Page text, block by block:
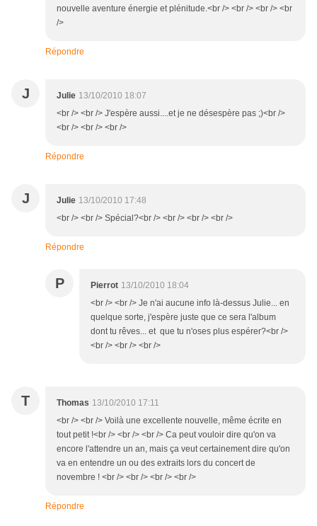
nouvelle aventure énergie et plénitude.<br /> <br /> <br /> <br
/>
Répondre
J Julie 13/10/2010 18:07
<br /> <br /> J'espère aussi....et je ne désespère pas ;)<br />
<br /> <br /> <br />
Répondre
J Julie 13/10/2010 17:48
<br /> <br /> Spécial?<br /> <br /> <br /> <br />
Répondre
P Pierrot 13/10/2010 18:04
<br /> <br /> Je n'ai aucune info là-dessus Julie... en
quelque sorte, j'espère juste que ce sera l'album
dont tu rêves... et que tu n'oses plus espérer?<br />
<br /> <br /> <br />
T Thomas 13/10/2010 17:11
<br /> <br /> Voilà une excellente nouvelle, même écrite en
tout petit !<br /> <br /> <br /> Ca peut vouloir dire qu'on va
encore l'attendre un an, mais ça veut certainement dire qu'on
va en entendre un ou des extraits lors du concert de
novembre ! <br /> <br /> <br /> <br />
Répondre